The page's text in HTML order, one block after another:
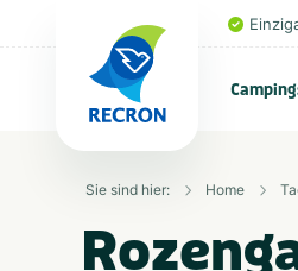
Sie sind hier: Home